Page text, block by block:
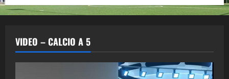
VIDEO – CALCIO A 5